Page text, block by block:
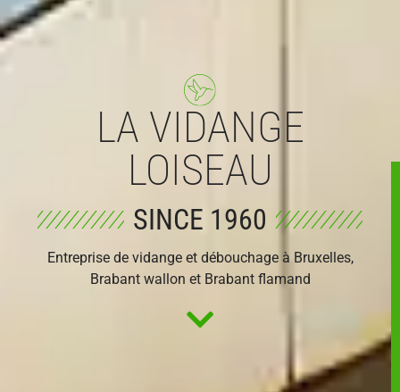
LA VIDANGE
LOISEAU
SINCE 1960
Entreprise de vidange et débouchage à Bruxelles,
Brabant wallon et Brabant flamand